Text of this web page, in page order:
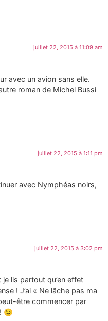
juillet 22, 2015 à 11:09 am
avec un avion sans elle.
roman de Michel Bussi
juillet 22, 2015 à 1:11 pm
avec Nymphéas noirs,
juillet 22, 2015 à 3:02 pm
lis partout qu’en effet
! J’ai « Ne lâche pas ma
être commencer par
😉